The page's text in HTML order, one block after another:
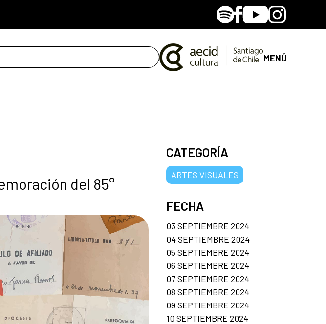
SpotifyFacebook
YoutubeInstagram
MENÚ
del 85°
CATEGORÍA
ARTES VISUALES
FECHA
03 SEPTIEMBRE 2024
04 SEPTIEMBRE 2024
05 SEPTIEMBRE 2024
06 SEPTIEMBRE 2024
07 SEPTIEMBRE 2024
08 SEPTIEMBRE 2024
09 SEPTIEMBRE 2024
10 SEPTIEMBRE 2024